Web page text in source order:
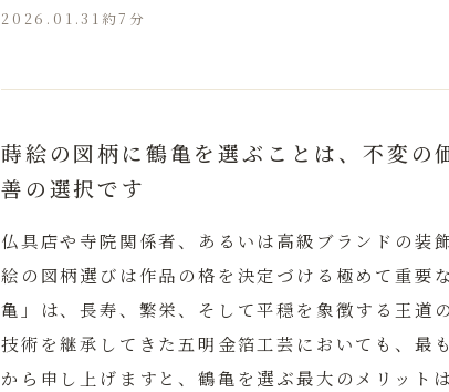
2026.01.31 約7分
蒔絵の図柄に鶴亀を選ぶことは、不変の
善の選択です
仏具店や寺院関係者、あるいは高級ブランドの装
絵の図柄選びは作品の格を決定づける極めて重要
亀」は、長寿、繁栄、そして平穏を象徴する王道
技術を継承してきた 五明金箔工芸 においても、最
から申し上げますと、鶴亀を選ぶ最大のメリット